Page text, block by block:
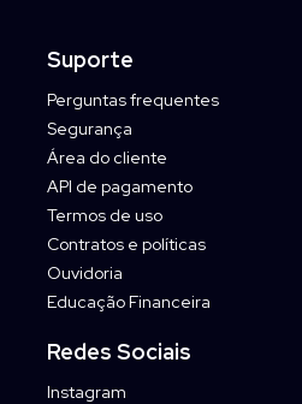
Suporte
Perguntas frequentes
Segurança
Área do cliente
API de pagamento
Termos de uso
Contratos e políticas
Ouvidoria
Educação Financeira
Redes Sociais
Instagram